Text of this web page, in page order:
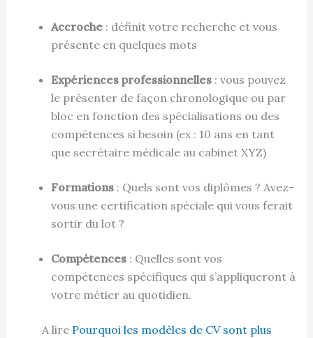
Accroche: définit votre recherche et vous
présente en quelques mots
Expériences professionnelles: vous pouvez
le présenter de façon chronologique ou par
bloc en fonction des spécialisations ou des
compétences si besoin (ex : 10 ans en tant
que secrétaire médicale au cabinet XYZ)
Formations: Quels sont vos diplômes ? Avez-
vous une certification spéciale qui vous ferait
sortir du lot ?
Compétences: Quelles sont vos
compétences spécifiques qui s’appliqueront à
votre métier au quotidien.
A lire Pourquoi les modèles de CV sont plus